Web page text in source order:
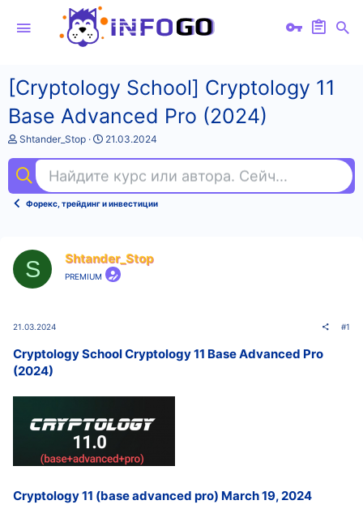
[Cryptology School] Cryptology 11
Base Advanced Pro (2024)
А
т
о
т
Shtander_Stop
Д
а
н
а
а
21.03.2024
Найдите курс или автора. Сейчас ищут
Форекс, трейдинг и инвестиции
S Shtander_Stop
PREMIUM
21.03.2024 #1
Cryptology School Cryptology 11 Base Advanced Pro
(2024)
Cryptology 11 (base advanced pro) March 19, 2024